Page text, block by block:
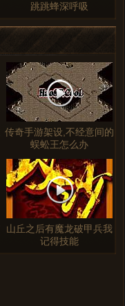
跳跳蜂深呼吸
传奇手游架设,不经意间的
蜈蚣王怎么办
山丘之后有魔龙破甲兵我
记得技能